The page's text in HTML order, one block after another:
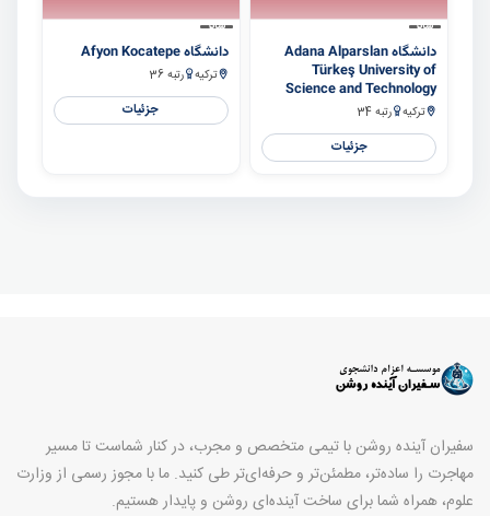
سایر
دانشگاه Adana Alparslan
Türkeş University of
Science and Technology
ترکیه رتبه 34
جزئیات
سایر
دانشگاه Afyon Kocatepe
ترکیه رتبه 36
جزئیات
سفیران آینده روشن با تیمی متخصص و مجرب، در کنار شماست تا مسیر
مهاجرت را ساده‌تر، مطمئن‌تر و حرفه‌ای‌تر طی کنید. ما با مجوز رسمی از وزارت
علوم، همراه شما برای ساخت آینده‌ای روشن و پایدار هستیم.